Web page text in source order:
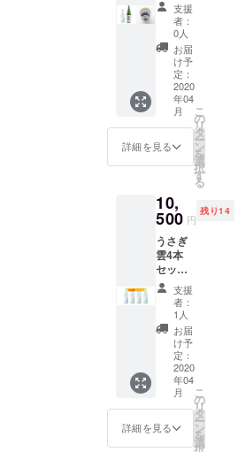
メージ
です。
本リ
ターン
には含
まれま
せん
｜上
撰 の
詳細 原
料米：
五百万
石&加工
用米
（どち
らも島
産） 日
本酒
合：
70％ 容
量：
1.8L ア
ルコー
ル度
数：15
ちょこ
の画像
はイ
メージ
です。
本リ
まれま
せん
像はイ
メージ
です。
本リ
ターン
には含
まれま
せん。
■ヤマサ
｜純米
大吟
細 原料
米：山
田錦
（島根
県産）
日本酒
度：5.0
精米歩
合：
50％ 容
量：
720ml
アル
コール
度数：
載 ・お
礼の
メッ
セージ
※グラス
の画像
はイ
メージ
です。
グラス
は本リ
せん。
セット
です。
香りが
高く、
味のキ
レも抜
群！！
・「う
さぎ
雲」
箱入）
火入れ
・ヤマ
サン正
宗｜大
吟醸
斗瓶囲
720ml
１本
原酒
火入れ
・希望
の方は
商品ブ
ランド
ページ
わい尽
くした
い方
に。酒
米の王
様と称
される
山田錦
（島根
県産）
の純米
大吟醸
酒）
1.8Lと
うさぎ
雲の
セッ
ト。山
田錦を
磨き上
げたか
らこそ
の華や
かな香
りや端
麗な
味、濃
厚な含
みをご
支援
者：
0人
お届
け予
定：
2020
年04
月
詳細を見る
こ
の
リ
タ
ー
ン
を
選
択
す
る
10,
500 円
残り14
うさぎ
雲4本
セット
が好評
につき
リター
ン数を
追加い
たしま
す。 ス
イスイ
飲める
うさぎ
雲は、
和洋問
支援
者：
1人
お届
け予
定：
2020
年04
月
詳細を見る
こ
の
リ
タ
ー
ン
を
選
択